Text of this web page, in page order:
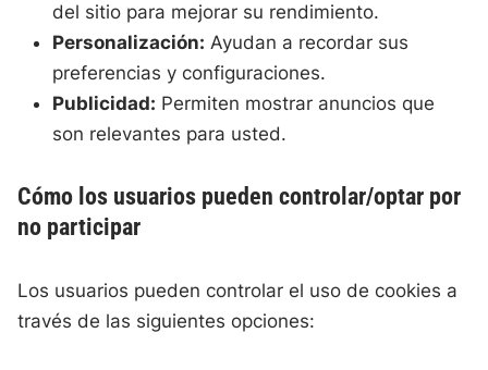
del sitio para mejorar su rendimiento.
Personalización: Ayudan a recordar sus
preferencias y configuraciones.
Publicidad: Permiten mostrar anuncios que
son relevantes para usted.
Cómo los usuarios pueden controlar/optar por
no participar
Los usuarios pueden controlar el uso de cookies a
través de las siguientes opciones: